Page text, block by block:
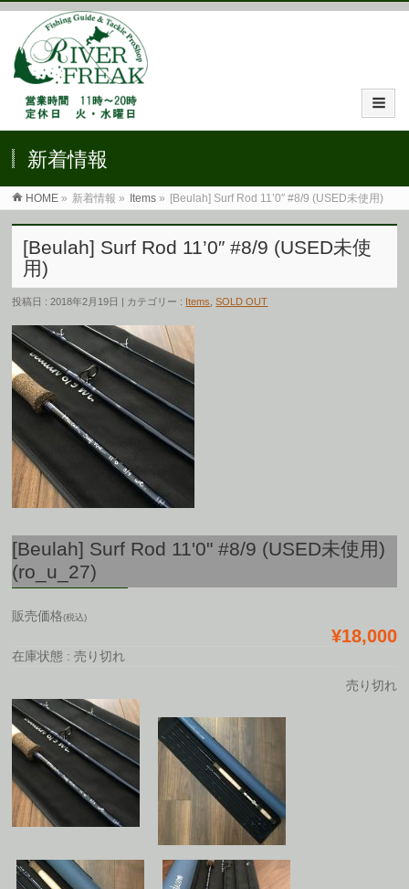
新着情報
HOME » 新着情報 » Items » [Beulah] Surf Rod 11’0″ #8/9 (USED未使用)
[Beulah] Surf Rod 11’0″ #8/9 (USED未使
用)
投稿日 : 2018年2月19日 | カテゴリー : Items ,SOLD OUT
[Beulah] Surf Rod 11'0" #8/9 (USED未使用)
(ro_u_27)
販売価格(税込)
¥18,000
在庫状態 : 売り切れ
売り切れ